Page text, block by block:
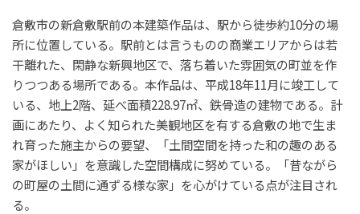
倉敷市の新倉敷駅前の本建築作品は、駅から徒歩約10分の場
所に位置している。駅前とは言うものの商業エリアからは若
干離れた、閑静な新興地区で、落ち着いた雰囲気の町並を作
りつつある場所である。本作品は、平成18年11月に竣工して
いる、地上2階、延べ面積228.97㎡、鉄骨造の建物である。計
画にあたり、よく知られた美観地区を有する倉敷の地で生ま
れ育った施主からの要望、「土間空間を持った和の趣のある
家がほしい」を意識した空間構成に努めている。「昔ながら
の町屋の土間に通ずる様な家」を心がけている点が注目され
る。